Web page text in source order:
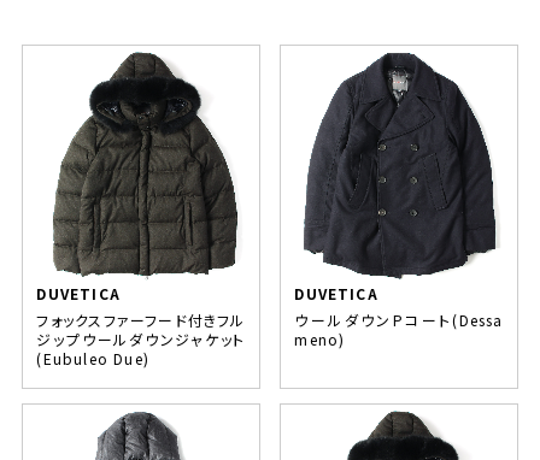
DUVETICA
フォックスファーフード付きフル
ジップウールダウンジャケット
(Eubuleo Due)
DUVETICA
ウールダウンPコート(Dessa
meno)